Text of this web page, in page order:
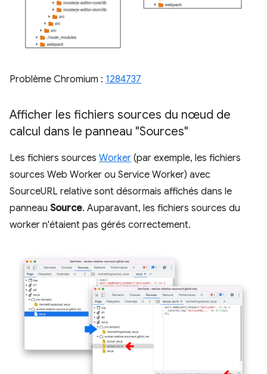
Problème Chromium : 1284737
Afficher les fichiers sources du nœud de
calcul dans le panneau "Sources"
Les fichiers sources Worker (par exemple, les fichiers
sources Web Worker ou Service Worker) avec
SourceURL relative sont désormais affichés dans le
panneau Source. Auparavant, les fichiers sources du
worker n'étaient pas gérés correctement.